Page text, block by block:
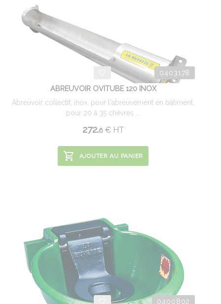
0403178
ABREUVOIR OVITUBE 120 INOX
Abreuvoir collectif, inox, pour l'abreuvement en bâtiment,
pour 20 à 35 chèvres ...
272.6 €HT
AJOUTER AU PANIER
0400802